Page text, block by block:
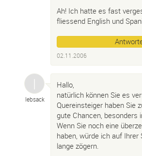
Ah! Ich hatte es fast
fliessend English und
02.11.2006
lebsack
Hallo,
natürlich können Sie es
Quereinsteiger haben Sie
gute Chancen, besonders
Wenn Sie noch eine
haben, würde ich auf
lange zögern.